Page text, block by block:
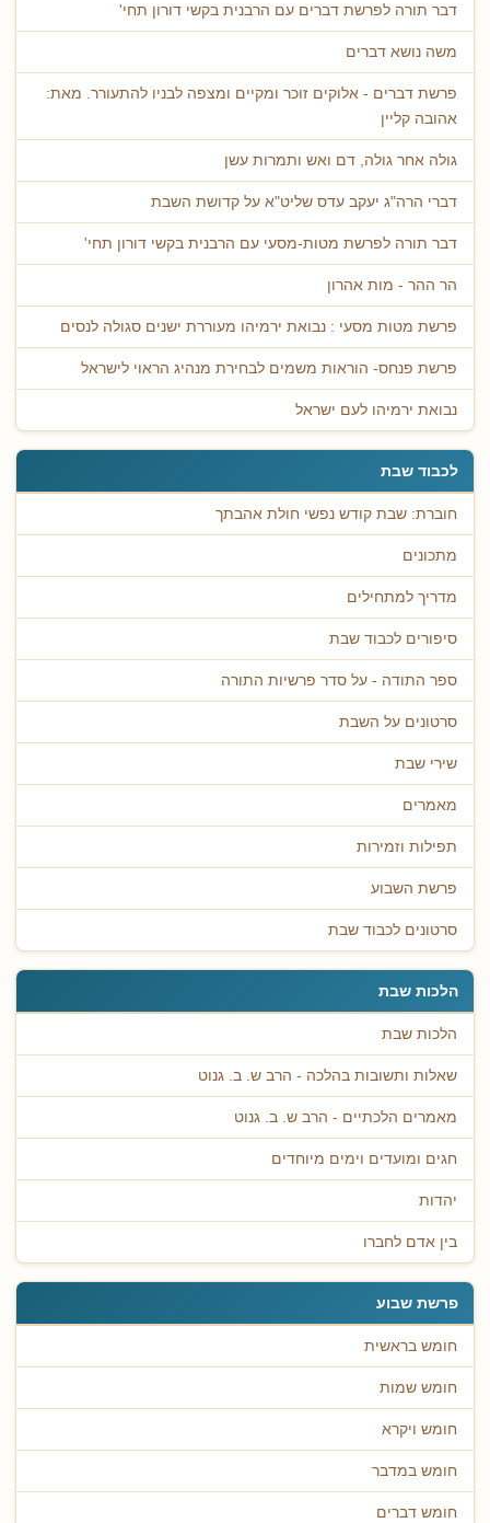
דבר תורה לפרשת דברים עם הרבנית בקשי דורון תחי'
משה נושא דברים
פרשת דברים - אלוקים זוכר ומקיים ומצפה לבניו להתעורר. מאת:
אהובה קליין
גולה אחר גולה, דם ואש ותמרות עשן
דברי הרה"ג יעקב עדס שליט"א על קדושת השבת
דבר תורה לפרשת מטות-מסעי עם הרבנית בקשי דורון תחי'
הר ההר - מות אהרון
פרשת מטות מסעי : נבואת ירמיהו מעוררת ישנים סגולה לנסים
פרשת פנחס- הוראות משמים לבחירת מנהיג הראוי לישראל
נבואת ירמיהו לעם ישראל
לכבוד שבת
חוברת: שבת קודש נפשי חולת אהבתך
מתכונים
מדריך למתחילים
סיפורים לכבוד שבת
ספר התודה - על סדר פרשיות התורה
סרטונים על השבת
שירי שבת
מאמרים
תפילות וזמירות
פרשת השבוע
סרטונים לכבוד שבת
הלכות שבת
הלכות שבת
שאלות ותשובות בהלכה - הרב ש. ב. גנוט
מאמרים הלכתיים - הרב ש. ב. גנוט
חגים ומועדים וימים מיוחדים
יהדות
בין אדם לחברו
פרשת שבוע
חומש בראשית
חומש שמות
חומש ויקרא
חומש במדבר
חומש דברים